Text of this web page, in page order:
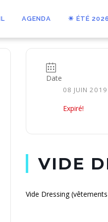
AGENDA ☀ ÉTÉ
Date
08 JUIN 2019
Expiré!
VIDE
Vide Dressing